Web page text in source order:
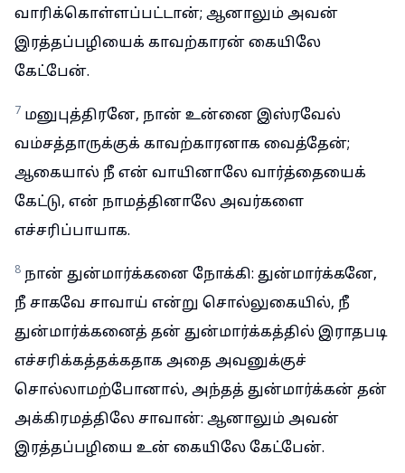
வாரிக்கொள்ளப்பட்டான்; ஆனாலும் அவன்
இரத்தப்பழியைக் காவற்காரன் கையிலே
கேட்பேன்.
7 மனுபுத்திரனே, நான் உன்னை இஸ்ரவேல்
வம்சத்தாருக்குக் காவற்காரனாக வைத்தேன்;
ஆகையால் நீ என் வாயினாலே வார்த்தையைக்
கேட்டு, என் நாமத்தினாலே அவர்களை
எச்சரிப்பாயாக.
8 நான் துன்மார்க்கனை நோக்கி: துன்மார்க்கனே,
நீ சாகவே சாவாய் என்று சொல்லுகையில், நீ
துன்மார்க்கனைத் தன் துன்மார்க்கத்தில் இராதபடி
எச்சரிக்கத்தக்கதாக அதை அவனுக்குச்
சொல்லாமற்போனால், அந்தத் துன்மார்க்கன் தன்
அக்கிரமத்திலே சாவான்: ஆனாலும் அவன்
இரத்தப்பழியை உன் கையிலே கேட்பேன்.